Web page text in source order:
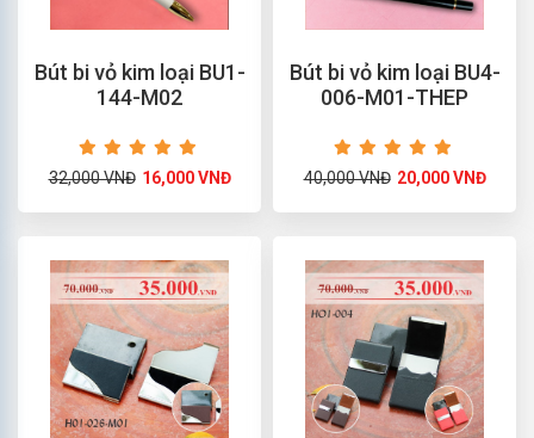
Bút bi vỏ kim loại BU1-
144-M02
32,000 VNĐ 16,000 VNĐ
Bút bi vỏ kim loại BU4-
006-M01-THEP
40,000 VNĐ 20,000 VNĐ